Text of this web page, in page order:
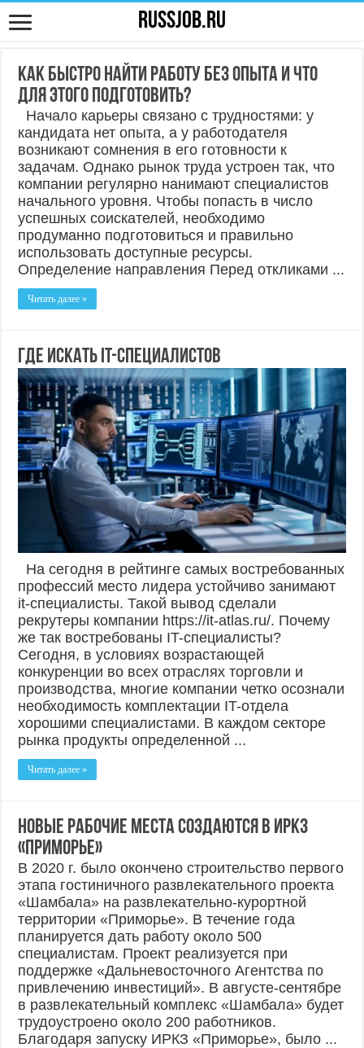
RUSSJOB.RU
Как быстро найти работу без опыта и что
для этого подготовить?
Начало карьеры связано с трудностями: у
кандидата нет опыта, а у работодателя
возникают сомнения в его готовности к
задачам. Однако рынок труда устроен так, что
компании регулярно нанимают специалистов
начального уровня. Чтобы попасть в число
успешных соискателей, необходимо
продуманно подготовиться и правильно
использовать доступные ресурсы.
Определение направления Перед откликами ...
Читать далее »
Где искать IT-специалистов
На сегодня в рейтинге самых востребованных
профессий место лидера устойчиво занимают
it-специалисты. Такой вывод сделали
рекрутеры компании https://it-atlas.ru/. Почему
же так востребованы IT-специалисты?
Сегодня, в условиях возрастающей
конкуренции во всех отраслях торговли и
производства, многие компании четко осознали
необходимость комплектации IT-отдела
хорошими специалистами. В каждом секторе
рынка продукты определенной ...
Читать далее »
Новые рабочие места создаются в ИРКЗ
«Приморье»
В 2020 г. было окончено строительство первого
этапа гостиничного развлекательного проекта
«Шамбала» на развлекательно-курортной
территории «Приморье». В течение года
планируется дать работу около 500
специалистам. Проект реализуется при
поддержке «Дальневосточного Агентства по
привлечению инвестиций». В августе-сентябре
в развлекательный комплекс «Шамбала» будет
трудоустроено около 200 работников.
Благодаря запуску ИРКЗ «Приморье», было ...